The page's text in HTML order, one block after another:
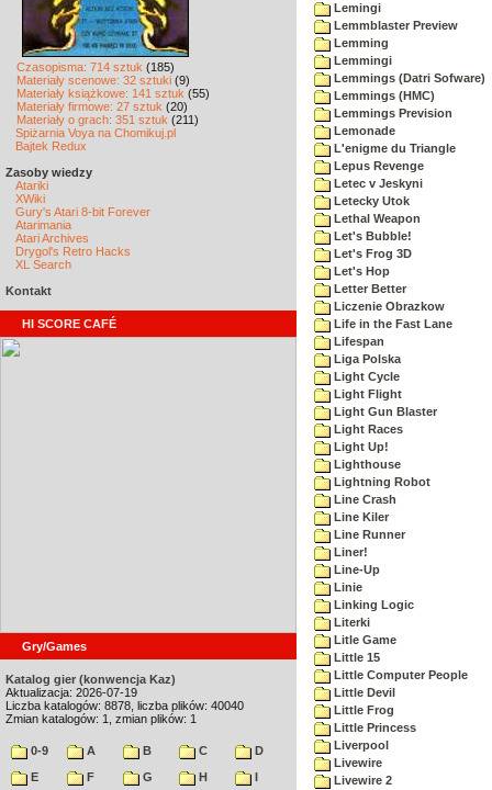
Czasopisma: 714 sztuk (185)
Materiały scenowe: 32 sztuki (9)
Materiały książkowe: 141 sztuk (55)
Materiały firmowe: 27 sztuk (20)
Materiały o grach: 351 sztuk (211)
Spiżarnia Voya na Chomikuj.pl
Bajtek Redux
Zasoby wiedzy
Atariki
XWiki
Gury's Atari 8-bit Forever
Atarimania
Atari Archives
Drygol's Retro Hacks
XL Search
Kontakt
HI SCORE CAFÉ
Gry/Games
Katalog gier (konwencja Kaz)
Aktualizacja: 2026-07-19
Liczba katalogów: 8878, liczba plików: 40040
Zmian katalogów: 1, zmian plików: 1
0-9 A B C
D
E
F G H
I
Lemingi
Lemmblaster Preview
Lemming
Lemmingi
Lemmings (Datri Sofware)
Lemmings (HMC)
Lemmings Prevision
Lemonade
L'enigme du Triangle
Lepus Revenge
Letec v Jeskyni
Letecky Utok
Lethal Weapon
Let's Bubble!
Let's Frog 3D
Let's Hop
Letter Better
Liczenie Obrazkow
Life in the Fast Lane
Lifespan
Liga Polska
Light Cycle
Light Flight
Light Gun Blaster
Light Races
Light Up!
Lighthouse
Lightning Robot
Line Crash
Line Kiler
Line Runner
Liner!
Line-Up
Linie
Linking Logic
Literki
Litle Game
Little 15
Little Computer People
Little Devil
Little Frog
Little Princess
Liverpool
Livewire
Livewire 2